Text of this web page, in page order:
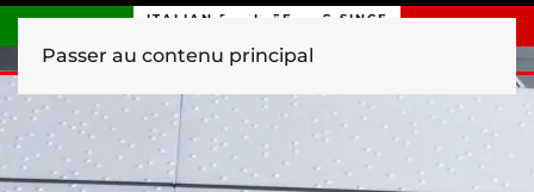
Passer au contenu principal
ITALIAN ENGINEERING SINCE